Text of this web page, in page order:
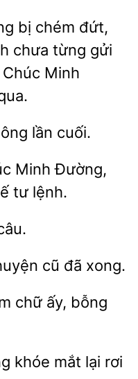
bị chém đứt,
chưa từng gửi
Chúc Minh
lần cuối.
Minh Đường,
tư
cũ đã xong.
bỗng
khóe
lại rơi